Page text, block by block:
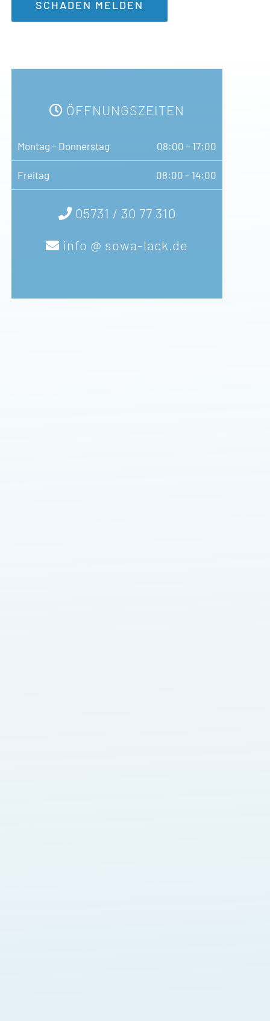
SCHADEN MELDEN
ÖFFNUNGSZEITEN
Montag – Donnerstag 08:00 – 17:00
Freitag 08:00 – 14:00
05731 / 30 77 310
info @ sowa-lack.de